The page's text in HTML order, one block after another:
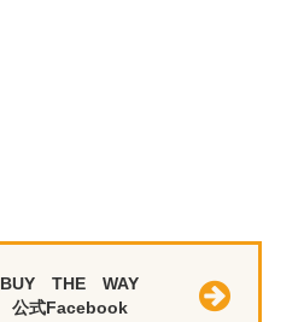
BUY THE WAY
公式Facebook